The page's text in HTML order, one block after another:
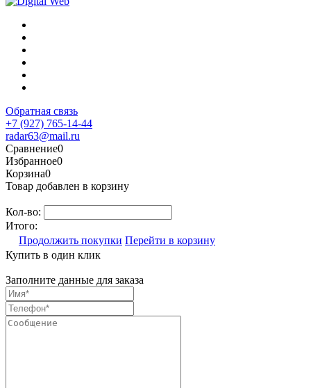
Обратная связь
+7 (927) 765-14-44
radar63@mail.ru
Сравнение0
Избранное0
Корзина0
Товар добавлен в корзину
Кол-во:
Итого:
Продолжить покупки Перейти в корзину
Купить в один клик
Заполните данные для заказа